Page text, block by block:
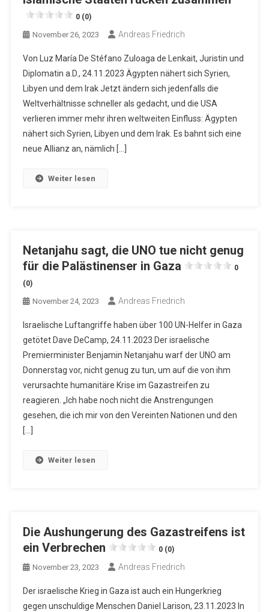
0 (0)
November 26, 2023 Andreas Friedrich
Von Luz María De Stéfano Zuloaga de Lenkait, Juristin und
Diplomatin a.D., 24.11.2023 Ägypten nähert sich Syrien,
Libyen und dem Irak Jetzt ändern sich jedenfalls die
Weltverhältnisse schneller als gedacht, und die USA
verlieren immer mehr ihren weltweiten Einfluss: Ägypten
nähert sich Syrien, Libyen und dem Irak. Es bahnt sich eine
neue Allianz an, nämlich […]
Weiter lesen
Netanjahu sagt, die UNO tue nicht genug
für die Palästinenser in Gaza
0
(0)
November 24, 2023 Andreas Friedrich
Israelische Luftangriffe haben über 100 UN-Helfer in Gaza
getötet Dave DeCamp, 24.11.2023 Der israelische
Premierminister Benjamin Netanjahu warf der UNO am
Donnerstag vor, nicht genug zu tun, um auf die von ihm
verursachte humanitäre Krise im Gazastreifen zu
reagieren. „Ich habe noch nicht die Anstrengungen
gesehen, die ich mir von den Vereinten Nationen und den
[…]
Weiter lesen
Die Aushungerung des Gazastreifens ist
ein Verbrechen
0 (0)
November 23, 2023 Andreas Friedrich
Der israelische Krieg in Gaza ist auch ein Hungerkrieg
gegen unschuldige Menschen Daniel Larison, 23.11.2023 In